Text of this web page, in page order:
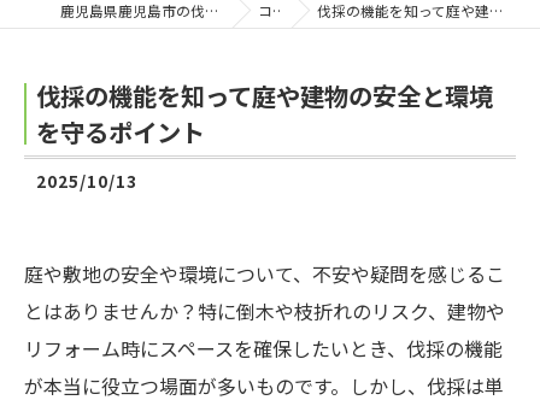
鹿児島県鹿児島市の伐採なら竹内林業合同会社 コラム 伐採の機能を知って庭や建物の安全と環境を守るポイント
伐採の機能を知って庭や建物の安全と環境
を守るポイント
2025/10/13
庭や敷地の安全や環境について、不安や疑問を感じるこ
とはありませんか？特に倒木や枝折れのリスク、建物や
リフォーム時にスペースを確保したいとき、伐採の機能
が本当に役立つ場面が多いものです。しかし、伐採は単